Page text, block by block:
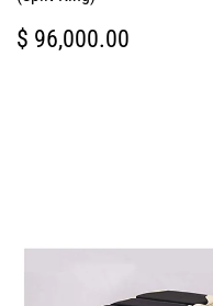
PRECIO
HABITUAL
$ 96,000.00